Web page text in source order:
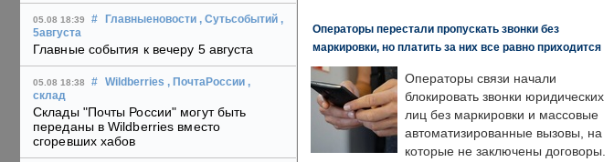
05.08 18:39 # Главныеновости , Сутьсобытий ,
5августа
Главные события к вечеру 5 августа
05.08 18:38 # Wildberries , ПочтаРоссии ,
склад
Склады "Почты России" могут быть
переданы в Wildberries вместо
сгоревших хабов
Операторы перестали пропускать звонки без
маркировки, но платить за них все равно приходится
Операторы связи начали
блокировать звонки юридических
лиц без маркировки и массовые
автоматизированные вызовы, на
которые не заключены договоры.